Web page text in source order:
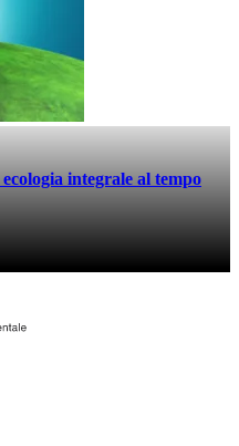
integrale al tempo